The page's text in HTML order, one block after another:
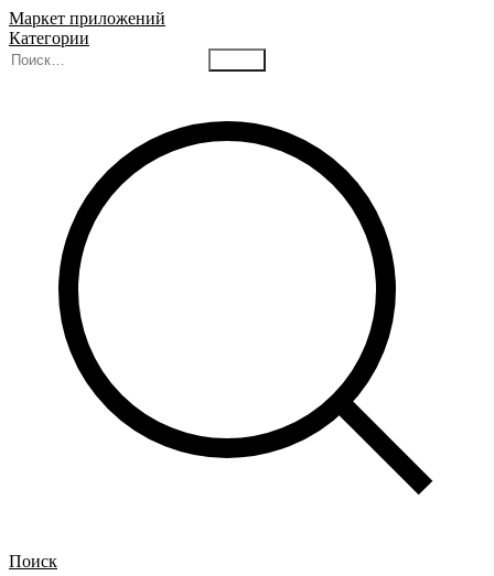
Маркет приложений
Категории
Поиск